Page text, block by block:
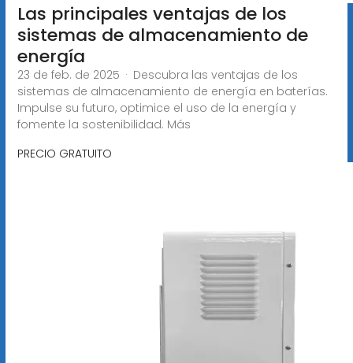
Las principales ventajas de los
sistemas de almacenamiento de
energía
23 de feb. de 2025 · Descubra las ventajas de los
sistemas de almacenamiento de energía en baterías.
Impulse su futuro, optimice el uso de la energía y
fomente la sostenibilidad. Más
PRECIO GRATUITO